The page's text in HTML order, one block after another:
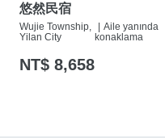
悠然民宿
Wujie Township,
Yilan City
Aile yanında
konaklama
NT$ 8,658